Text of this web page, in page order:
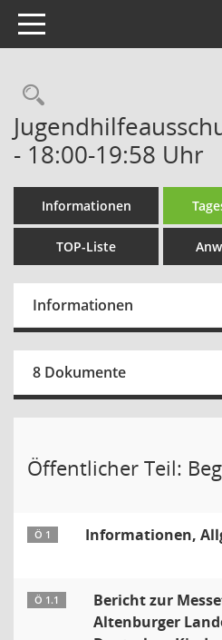
Toggle navigation
Rechercheauswahl
- 18:00-19:58 Uhr
Informationen
TOP-Liste
Informationen
8 Dokumente
Öffentlicher Teil:
Ö 1 Informationen,
Ö 1.1
Bericht zur
Altenburger